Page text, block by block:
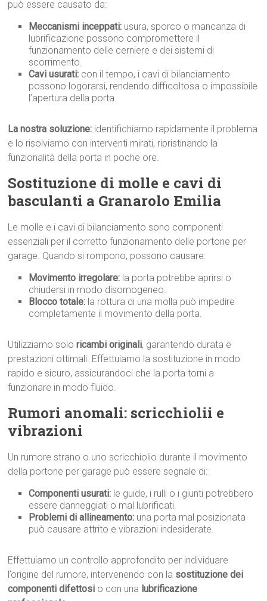
può essere causato da:
Meccanismi inceppati: usura, sporco o mancanza di
lubrificazione possono compromettere il
funzionamento delle cerniere e dei sistemi di
scorrimento.
Cavi usurati: con il tempo, i cavi di bilanciamento
possono logorarsi, rendendo difficoltosa o impossibile
l’apertura della porta.
La nostra soluzione: identifichiamo rapidamente il problema
e lo risolviamo con interventi mirati, ripristinando la
funzionalità della porta in poche ore.
Sostituzione di molle e cavi di
basculanti a Granarolo Emilia
Le molle e i cavi di bilanciamento sono componenti
essenziali per il corretto funzionamento delle portone per
garage. Quando si rompono, possono causare:
Movimento irregolare: la porta potrebbe aprirsi o
chiudersi in modo disomogeneo.
Blocco totale: la rottura di una molla può impedire
completamente il movimento della porta.
Utilizziamo soloricambi originali, garantendo durata e
prestazioni ottimali. Effettuiamo la sostituzione in modo
rapido e sicuro, assicurandoci che la porta torni a
funzionare in modo fluido.
Rumori anomali: scricchiolii e
vibrazioni
Un rumore strano o uno scricchiolio durante il movimento
della portone per garage può essere segnale di:
Componenti usurati: le guide, i rulli o i giunti potrebbero
essere danneggiati o mal lubrificati.
Problemi di allineamento: una porta mal posizionata
può causare attrito e vibrazioni indesiderate.
Effettuiamo un controllo approfondito per individuare
l’origine del rumore, intervenendo con la sostituzione dei
componenti difettosi o con una lubrificazione